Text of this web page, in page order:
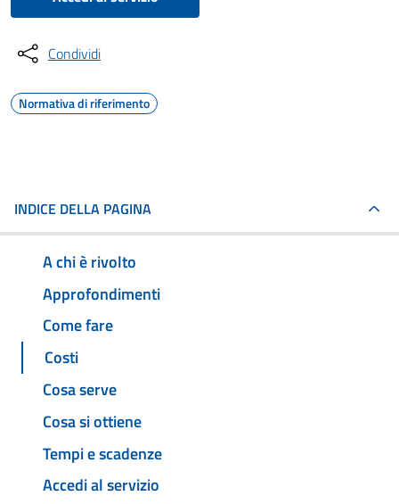
Condividi
Normativa di riferimento
INDICE DELLA PAGINA
A chi è rivolto
Approfondimenti
Come fare
Costi
Cosa serve
Cosa si ottiene
Tempi e scadenze
Accedi al servizio